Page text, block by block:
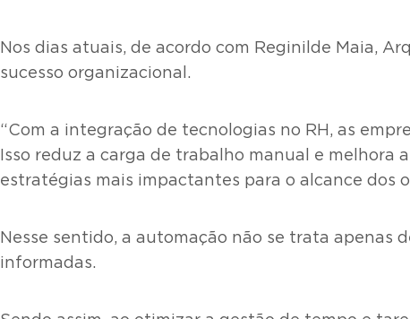
Nos dias atuais, de acordo com Reginilde Maia,
sucesso organizacional.
“Com a integração de tecnologias no RH, as
Isso reduz a carga de trabalho manual e melhora
estratégias mais impactantes para o alcance dos
Nesse sentido, a automação não se trata apenas
informadas.